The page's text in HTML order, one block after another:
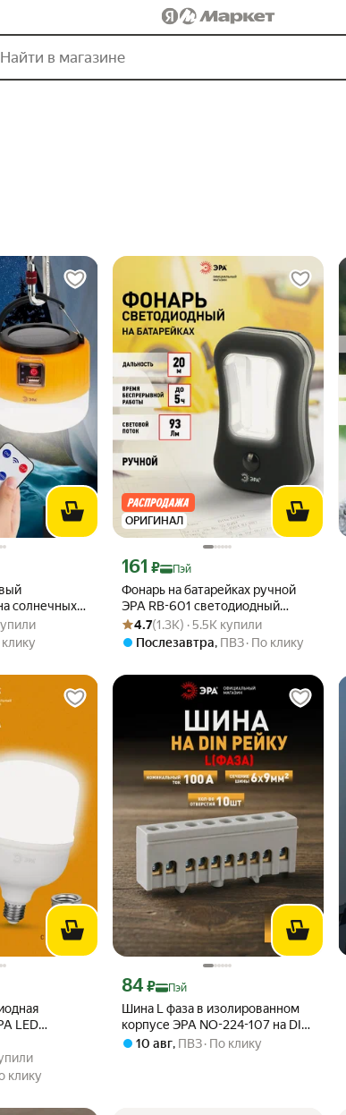
солнечных
Пегас
с пультом
Пэй 621 ₽ вместо
5
ОРИГИНАЛ
Фонарь на батарейках ручной
ЭРА RB-601 светодиодный
кемпинговый с регулируемым
фокусом 2 режима
Цена с картой Яндекс Пэй 161 ₽ вместо
161 ₽ Пэй
Рейтинг товара: 4.7 из 5
Оценок: (1.3K) · 5.5K купили
4.7(1.3K) · 5.5K купили
Послезавтра, ПВЗ По клику
LED
колокол
белый
Пэй 257 ₽ вместо
5
клику
Шина L фаза в изолированном
корпусе ЭРА NO-224-107 на DIN-
рейку 6х9 10 отверстий серый
Цена с картой Яндекс Пэй 84 ₽ вместо
84 ₽ Пэй
10 авг, ПВЗ По клику